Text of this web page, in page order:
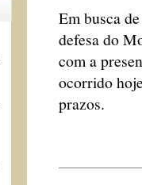
Em busca
defesa do
com a
ocorrido
prazos.